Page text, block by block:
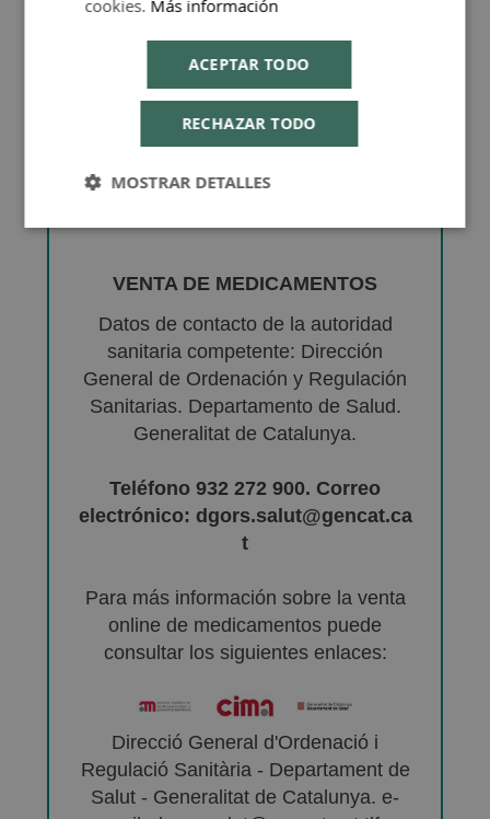
VENTA DE MEDICAMENTOS
Datos de contacto de la autoridad
sanitaria competente: Dirección
General de Ordenación y Regulación
Sanitarias. Departamento de Salud.
Generalitat de Catalunya.
Teléfono 932 272 900. Correo
electrónico: dgors.salut@gencat.ca
t
Para más información sobre la venta
online de medicamentos puede
consultar los siguientes enlaces:
Direcció General d'Ordenació i
Regulació Sanitària - Departament de
Salut - Generalitat de Catalunya. e-
cookies. Más información
ACEPTAR TODO
RECHAZAR TODO
MOSTRAR DETALLES